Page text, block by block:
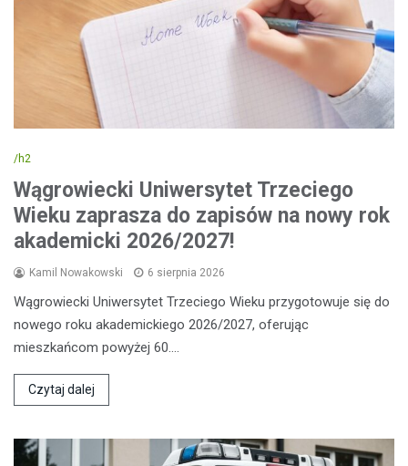
/h2
Wągrowiecki Uniwersytet Trzeciego
Wieku zaprasza do zapisów na nowy rok
akademicki 2026/2027!
Kamil Nowakowski 6 sierpnia 2026
Wągrowiecki Uniwersytet Trzeciego Wieku przygotowuje się do
nowego roku akademickiego 2026/2027, oferując
mieszkańcom powyżej 60.…
Czytaj dalej